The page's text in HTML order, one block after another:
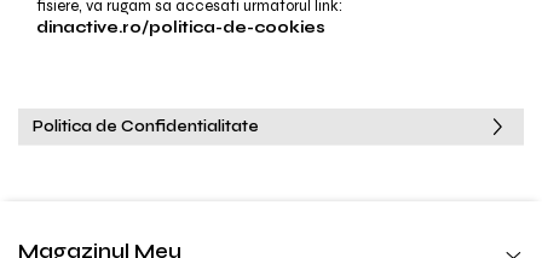
fisiere, va rugam sa accesati urmatorul link:
dinactive.ro/politica-de-cookies
Politica de Confidentialitate
Magazinul Meu